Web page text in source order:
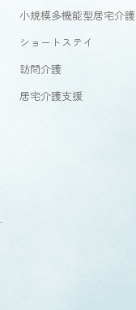
小規模多機能型居宅介護
ショートステイ
訪問介護
居宅介護支援